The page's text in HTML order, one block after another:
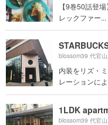
【9巻50話登
レックファー...
blossom39 代官
内装をリズ・
レーションに
1LDK
blossom39 代官